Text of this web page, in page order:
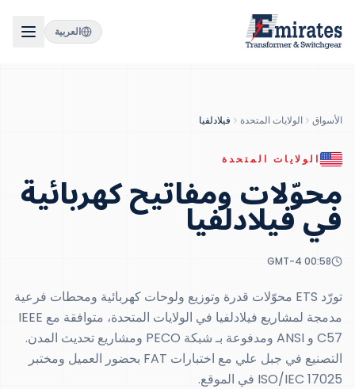
العربية
الأسواق الولايات المتحدة فيلادلفيا
الولايات المتحدة
محوّلات ومفاتيح كهربائية
فيفيلادلفيا
00:58
تورّد ETS محوّلات قدرة وتوزيع ولوحات كهربائية ومحطات فرعية
مدمجة لمشاريع فيلادلفيا في الولايات المتحدة، متوافقة مع IEEE
C57 و ANSI ومدفوعة بـ شبكة PECO ومشاريع تحديث المدن.
التصنيع في جبل علي مع اختبارات FAT بحضور العميل ومختبر
ISO/IEC 17025 في الموقع.